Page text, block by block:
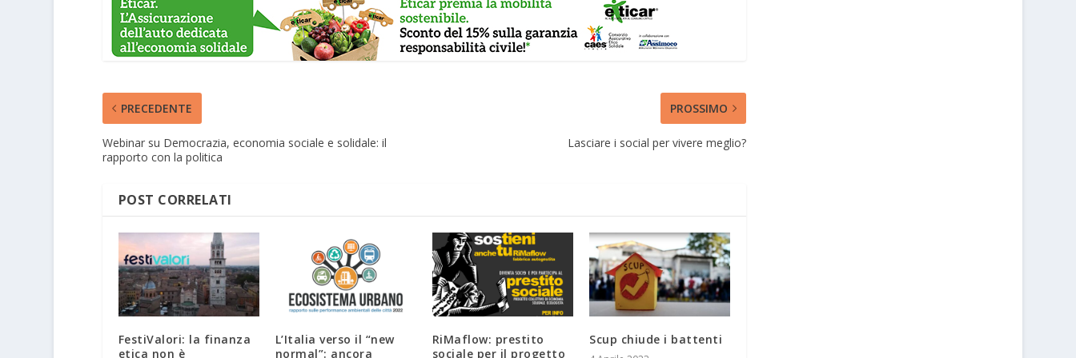
PRECEDENTE
Webinar su Democrazia, economia sociale e solidale: il
rapporto con la politica
PROSSIMO
Lasciare i social per vivere meglio?
POST CORRELATI
FestiValori: la finanza
etica non è
L’Italia verso il “new
normal”: ancora
RiMaflow: prestito
sociale per il progetto
Scup chiude i battenti